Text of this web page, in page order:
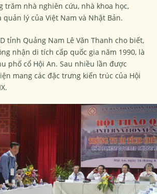
trăm nhà nghiên cứu, nhà khoa học,
quản lý của Việt Nam và Nhật Bản.
tỉnh Quảng Nam Lê Văn Thanh cho biết,
nhận di tích cấp quốc gia năm 1990, là
phố cổ Hội An. Sau nhiều lần được
mang các đặc trưng kiến trúc của Hội